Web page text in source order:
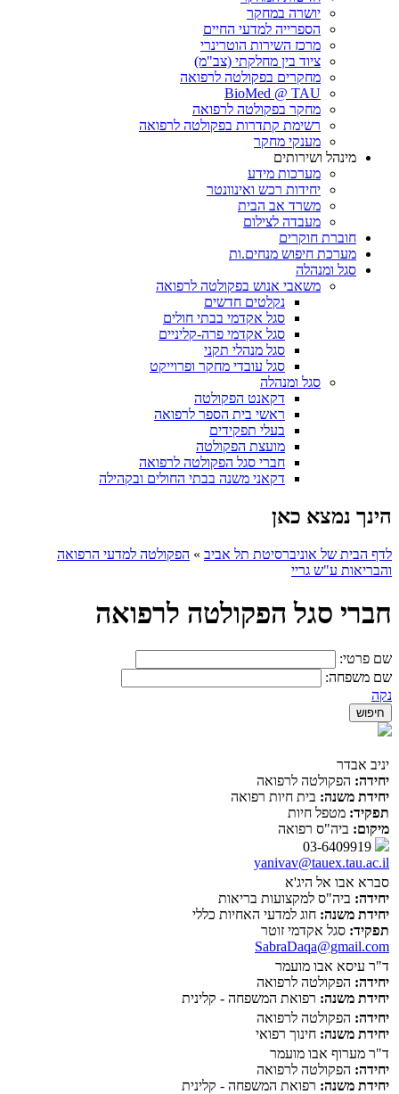
יושרה במחקר
הספרייה למדעי החיים
מרכז השירות הוטרינרי
ציוד בין מחלקתי (צב"מ)
מחקרים בפקולטה לרפואה
BioMed @ TAU
מחקר בפקולטה לרפואה
רשימת קתדרות בפקולטה לרפואה
מענקי מחקר
מינהל ושירותים
מערכות מידע
יחידות רכש ואינוונטר
משרד אב הבית
מעבדה לצילום
חוברת חוקרים
מערכת חיפוש מנחים.ות
סגל ומנהלה
משאבי אנוש בפקולטה לרפואה
נקלטים חדשים
סגל אקדמי בבתי חולים
סגל אקדמי פרה-קליניים
סגל מנהלי תקני
סגל עובדי מחקר ופרוייקט
סגל ומנהלה
דקאנט הפקולטה
ראשי בית הספר לרפואה
בעלי תפקידים
מועצת הפקולטה
חברי סגל הפקולטה לרפואה
דקאני משנה בבתי החולים ובקהילה
הינך נמצא כאן
לדף הבית של אוניברסיטת תל אביב » הפקולטה למדעי הרפואה
והבריאות ע"ש גריי
חברי סגל הפקולטה לרפואה
שם פרטי:
שם משפחה:
נקה
יניב אבדר
יחידה: הפקולטה לרפואה
יחידת משנה: בית חיות רפואה
תפקיד: מטפל חיות
מיקום: ביה"ס רפואה
yanivav@tauex.tau.ac.il
סברא אבו אל היג'א
יחידה: ביה"ס למקצועות בריאות
יחידת משנה: חוג למדעי האחיות כללי
תפקיד: סגל אקדמי זוטר
SabraDaqa@gmail.com
ד"ר עיסא אבו מועמר
יחידה: הפקולטה לרפואה
יחידת משנה: רפואת המשפחה - קלינית
יחידה: הפקולטה לרפואה
יחידת משנה: חינוך רפואי
ד"ר מערוף אבו מועמר
יחידה: הפקולטה לרפואה
יחידת משנה: רפואת המשפחה - קלינית